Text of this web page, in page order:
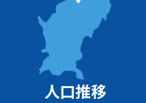
人口推移